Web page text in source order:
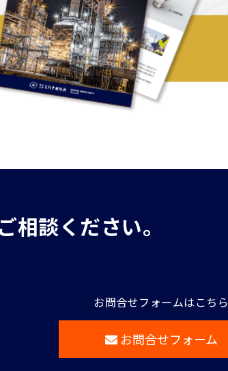
談ください。
お問合せフォームはこちら
お問合せフォーム